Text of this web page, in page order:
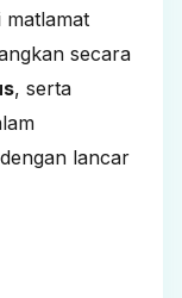
secara
, serta
lancar